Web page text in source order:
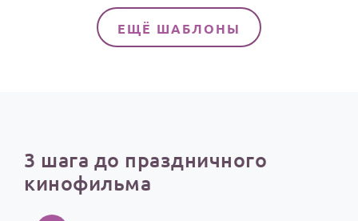
ЕЩЁ ШАБЛОНЫ
3 шага до праздничного
кинофильма